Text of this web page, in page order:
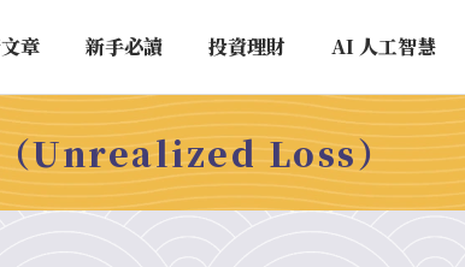
章 新手必讀 投資理財 AI 人工智慧
（Unrealized Loss）